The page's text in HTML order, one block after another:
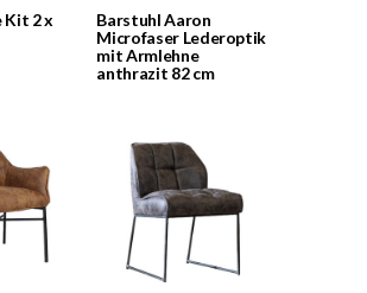
Kit 2 x
Barstuhl Aaron
Microfaser Lederoptik
mit Armlehne
anthrazit 82 cm